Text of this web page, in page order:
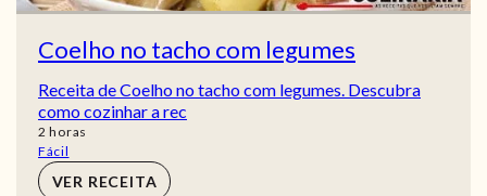
Coelho no tacho com legumes
Receita de Coelho no tacho com legumes. Descubra
como cozinhar a rec
2 horas
horas
Fácil
VER RECEITA